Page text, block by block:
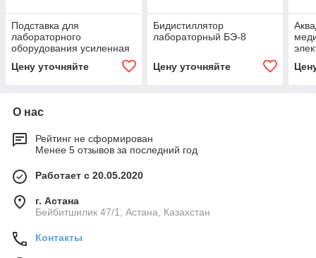
Подставка для
лабораторного
оборудования усиленная
Цену уточняйте
Бидистиллятор
лабораторный БЭ-8
Цену уточняйте
О нас
Рейтинг не сформирован
Менее 5 отзывов за последний год
Работает с 20.05.2020
г. Астана
Бейбитшилик 47/1, Астана, Казахстан
Контакты